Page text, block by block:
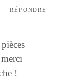
!
RÉPONDRE